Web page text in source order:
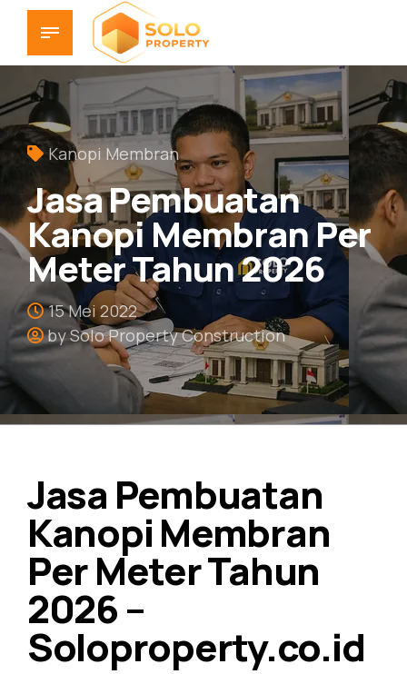
Kanopi Membran
Jasa Pembuatan
Kanopi Membran Per
Meter Tahun 2026
15 Mei 2022
by Solo Property Construction
Jasa Pembuatan
Kanopi Membran
Per Meter Tahun
2026 –
Soloproperty.co.id